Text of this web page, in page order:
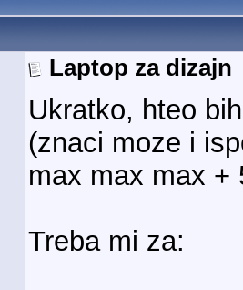
Laptop za dizajn
Ukratko, hteo
(znaci moze i
max max max +
Treba mi za: